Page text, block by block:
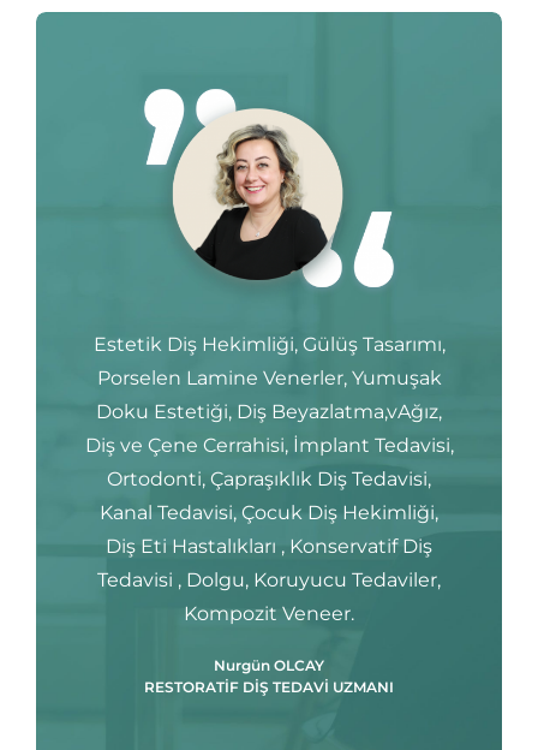
Estetik Diş Hekimliği, Gülüş Tasarımı,
Porselen Lamine Venerler, Yumuşak
Doku Estetiği, Diş Beyazlatma,vAğız,
Diş ve Çene Cerrahisi, İmplant Tedavisi,
Ortodonti, Çapraşıklık Diş Tedavisi,
Kanal Tedavisi, Çocuk Diş Hekimliği,
Diş Eti Hastalıkları , Konservatif Diş
Tedavisi , Dolgu, Koruyucu Tedaviler,
Kompozit Veneer.
Nurgün OLCAY
RESTORATİF DİŞ TEDAVİ UZMANI